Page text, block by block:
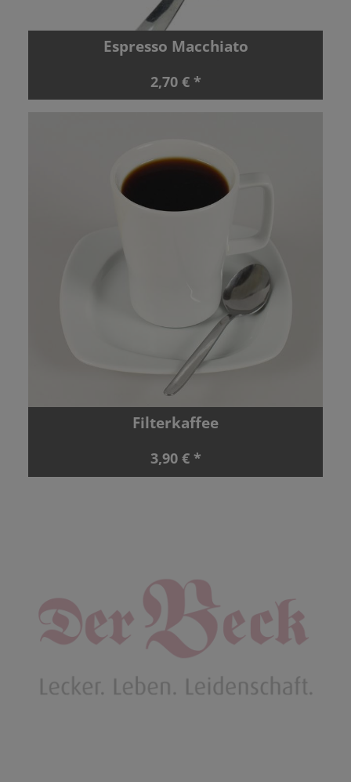
Espresso Macchiato
2,70 € *
Filterkaffee
3,90 € *